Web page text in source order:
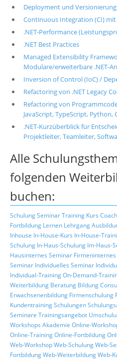
Deployment und
Continuous Integration (CI) mit
.NET-Performance
.NET Best Practices
Managed Extensibility
Modulare/erweiterbare .NET-
Inversion of Control (IoC) /
Refactoring von .NET Legacy
Refactoring von Programmcode
JavaScript, TypeScript, Python,
.NET-Kurzüberblick für
Projektleiter, Teamleiter,
Alle
folgenden
buchen:
SchulungSeminarTraining Kurs
Fortbildung Lernen Lehrgang
Inhouse In-House-Kurs In-House-
Schulung In-Haus-Schulung Im-Haus-
Hausinternes Seminar
Seminar Individuelles Seminar
Individual-TrainingOn-Demand-
Weiterbildung Beratung Bildung
Erwachsenenbildung Firmenschulung
KundentrainingSchulungen
Seminare Trainingsangebot
Workshops Akademie Online-
Online-TrainingOnline-Fortbildung
Web-WorkshopWeb-SchulungWeb-
FortbildungWeb-WeiterbildungWeb-